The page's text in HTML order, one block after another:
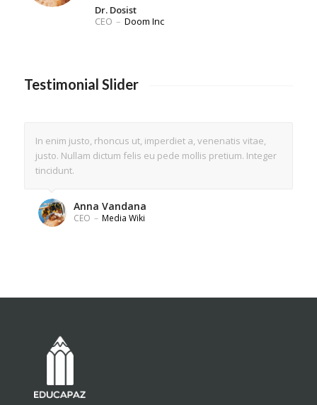
Dr. Dosist
CEO – Doom Inc
Testimonial Slider
In enim justo, rhoncus ut, imperdiet a, venenatis vitae,
justo. Nullam dictum felis eu pede mollis pretium. Integer
tincidunt.
Anna Vandana
CEO – Media Wiki